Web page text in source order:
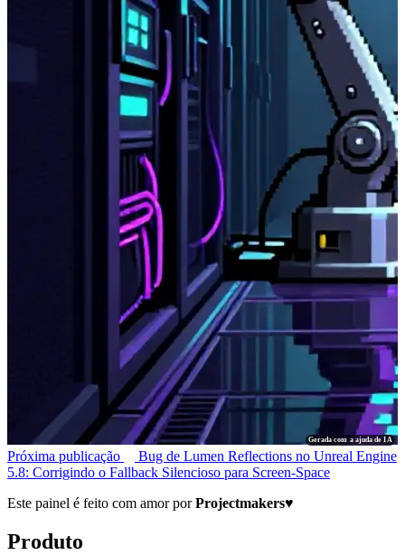
Gerada com a ajuda de IA
Próxima publicação
Bug de Lumen Reflections no Unreal Engine
5.8: Corrigindo o Fallback Silencioso para Screen-Space
Este painel é feito com amor porProjectmakers♥
Produto